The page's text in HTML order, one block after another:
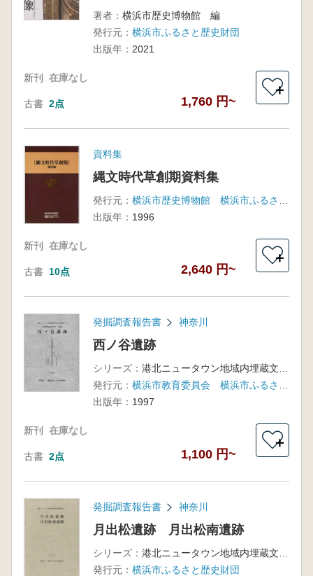
著者： 横浜市歴史博物館 編
発行元： 横浜市ふるさと歴史財団
出版年： 2021
新刊 在庫なし
古書 2点 1,760 円~
＋
資料集
縄文時代草創期資料集
発行元：
出版年： 1996
新刊 在庫なし
古書 10点 2,640 円~
＋
発掘調査報告書 神奈川
西ノ谷遺跡
シリーズ：
発行元：
出版年： 1997
新刊 在庫なし
古書 2点 1,100 円~
＋
発掘調査報告書 神奈川
月出松遺跡 月出松南遺跡
シリーズ：
発行元： 横浜市ふるさと歴史財団